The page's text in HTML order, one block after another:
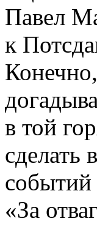
Павел
к
в той
сделать
«За